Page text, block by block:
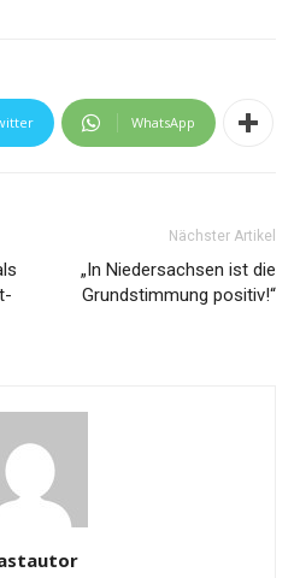
WhatsApp
Nächster Artikel
„In Niedersachsen ist die
Grundstimmung positiv!“